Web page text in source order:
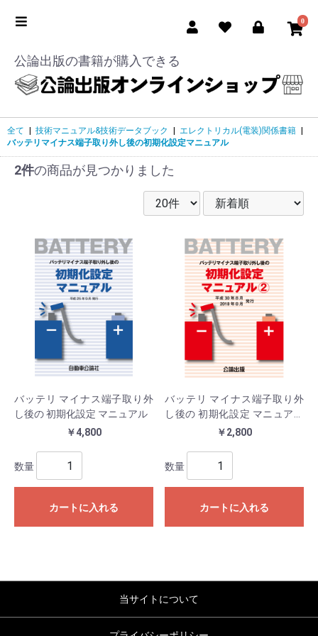
0
公論出版の書籍が購入できる
全て 技術マニュアル&技術データブック エレクトリカル(電装)関係書籍
バッテリマイナス端子取り外し後の初期化設定マニュアル
2件の商品が見つかりました
バッテリ マイナス端子取り外
し後の 初期化設定 マニュアル
￥4,800
数量
カートに入れる
バッテリ マイナス端子取り外
し後の 初期化設定 マニュアル
￥2,800
数量
カートに入れる
当サイトについて